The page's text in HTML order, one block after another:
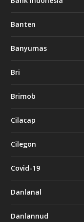
Banten
Banyumas
Bri
Brimob
Cilacap
Cilegon
Covid-19
Danlanal
Danlannud